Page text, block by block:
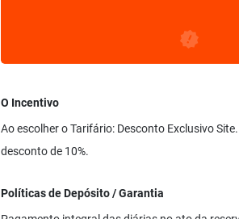
O Incentivo
Ao escolher o Tarifário: Desconto Exclusivo
desconto de 10%.
Políticas de Depósito / Garantia